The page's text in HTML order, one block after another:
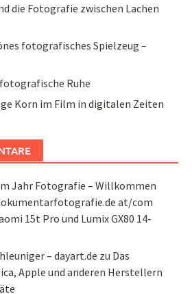
die Fotografie zwischen Lachen
fotografisches Spielzeug –
Ruhe
Korn im Film in digitalen Zeiten
Jahr Fotografie – Willkommen
at/com
15t Pro und Lumix GX80 14-
– dayart.de zu Das
Apple und anderen Herstellern